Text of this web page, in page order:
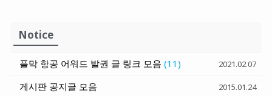
Notice
플막 항공 어워드 발권 글 링크 모음 (11) 2021.02.07
게시판 공지글 모음 2015.01.24